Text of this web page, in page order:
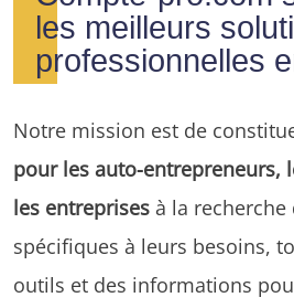
les meilleurs
professionnelles
Notre mission est de
pour les auto-entrepreneurs,
les entreprises à la
spécifiques à leurs besoins,
outils et des informations